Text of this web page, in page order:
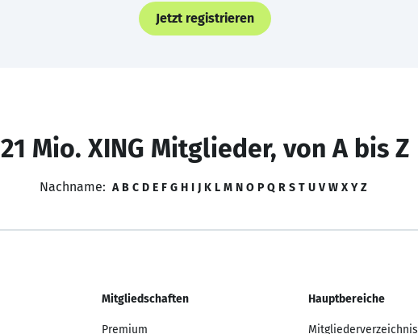
Jetzt registrieren
21 Mio. XING Mitglieder, von A bis Z
Nachname: A B C D E F G H I J K L M N O P Q R S T U V W X Y Z
Mitgliedschaften
Premium
Hauptbereiche
Mitgliederverzeichnis